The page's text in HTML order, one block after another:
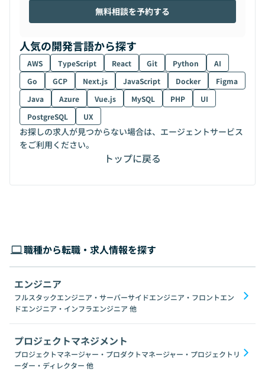
無料相談を予約する
人気の開発言語から探す
AWS TypeScript React Git Python
AI
Go
GCP Next.js JavaScript Docker
Figma
Java
Azure Vue.js MySQL PHP
UI
PostgreSQL
UX
お探しの求人が見つからない場合は、エージェントサービス
をご利用ください。
トップに戻る
職種から転職・求人情報を探す
エンジニア
フルスタックエンジニア・サーバーサイドエンジニア・フロントエン
ドエンジニア・インフラエンジニア 他
プロジェクトマネジメント
プロジェクトマネージャー・プロダクトマネージャー・プロジェクトリ
ーダー・ディレクター 他